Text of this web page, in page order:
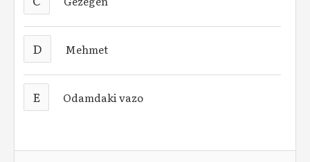
D Mehmet
E Odamdaki vazo